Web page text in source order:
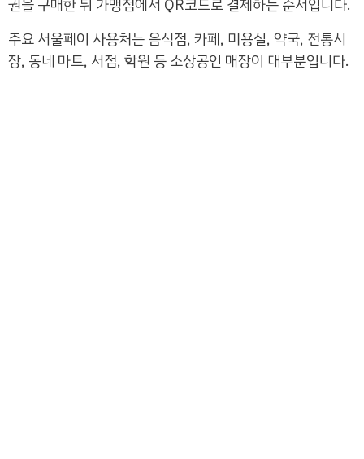
권을 구매한 뒤 가맹점에서 QR코드로 결제하는 순서입니다.
주요 서울페이 사용처는 음식점, 카페, 미용실, 약국, 전통시
장, 동네 마트, 서점, 학원 등 소상공인 매장이 대부분입니다.